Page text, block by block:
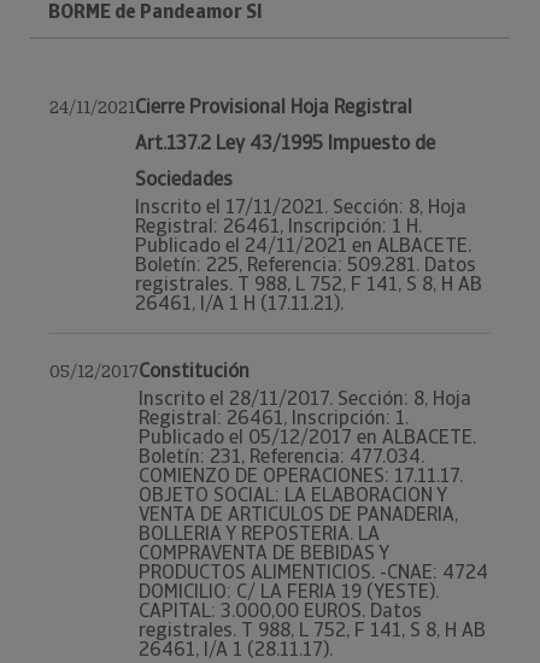
BORME de Pandeamor Sl
24/11/2021Cierre Provisional Hoja Registral
Art.137.2 Ley 43/1995 Impuesto de
Sociedades
Inscrito el 17/11/2021. Sección: 8, Hoja
Registral: 26461, Inscripción: 1 H.
Publicado el 24/11/2021 en ALBACETE.
Boletín: 225, Referencia: 509.281. Datos
registrales. T 988, L 752, F 141, S 8, H AB
26461, I/A 1 H (17.11.21).
05/12/2017Constitución
Inscrito el 28/11/2017. Sección: 8, Hoja
Registral: 26461, Inscripción: 1.
Publicado el 05/12/2017 en ALBACETE.
Boletín: 231, Referencia: 477.034.
COMIENZO DE OPERACIONES: 17.11.17.
OBJETO SOCIAL: LA ELABORACION Y
VENTA DE ARTICULOS DE PANADERIA,
BOLLERIA Y REPOSTERIA. LA
COMPRAVENTA DE BEBIDAS Y
PRODUCTOS ALIMENTICIOS. -CNAE: 4724
DOMICILIO: C/ LA FERIA 19 (YESTE).
CAPITAL: 3.000,00 EUROS. Datos
registrales. T 988, L 752, F 141, S 8, H AB
26461, I/A 1 (28.11.17).